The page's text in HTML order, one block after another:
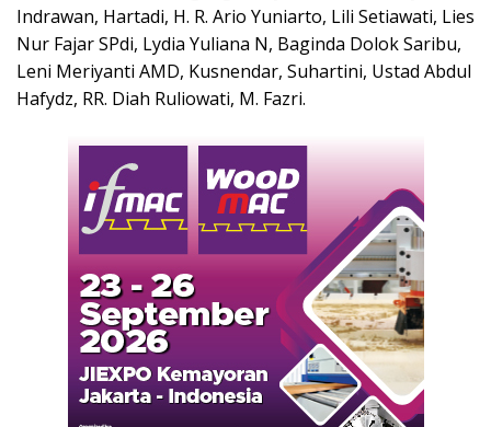
Indrawan, Hartadi, H. R. Ario Yuniarto, Lili Setiawati, Lies
Nur Fajar SPdi, Lydia Yuliana N, Baginda Dolok Saribu,
Leni Meriyanti AMD, Kusnendar, Suhartini, Ustad Abdul
Hafydz, RR. Diah Ruliowati, M. Fazri.